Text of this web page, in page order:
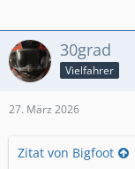
30grad
Vielfahrer
27. März 2026
Zitat von Bigfoot